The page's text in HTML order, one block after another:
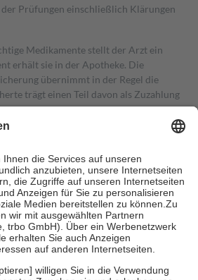
Prüfungen einschließlich Klärungen
Medikamente stellt der Arzt ein
erhält sie in der Apotheke. Die
übernimmt in der Regel die
trägt einen Teil davon als Zuzahlung
Zuzahlungen in Höhe von zehn
sind jedoch nie mehr als die tatsächlichen
auch für Online-Apotheken.
Krankenpflege beträgt die
Kosten sowie zehn Euro je
für ihre eigene Gesundheit zu
Stellung der Familie zu unterstützen,
an bei: